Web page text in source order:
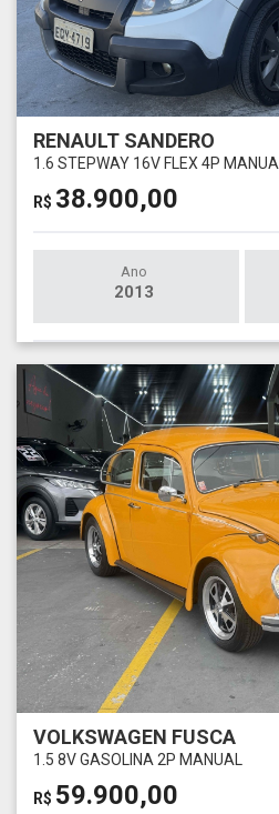
RENAULT SANDERO
1.6 STEPWAY 16V FLEX 4P MANUAL
R$ 38.900,00
Ano
2013
VOLKSWAGEN FUSCA
1.5 8V GASOLINA 2P MANUAL
R$ 59.900,00